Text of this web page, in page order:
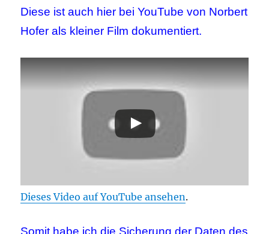
Diese ist auch hier bei YouTube von Norbert
Hofer als kleiner Film dokumentiert.
Dieses Video auf YouTube ansehen.
Somit habe ich die Sicherung der Daten des